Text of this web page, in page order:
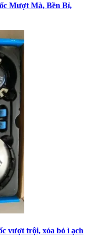
Mượt Mà, Bền Bỉ,
vượt trội, xóa bỏ ì ạch